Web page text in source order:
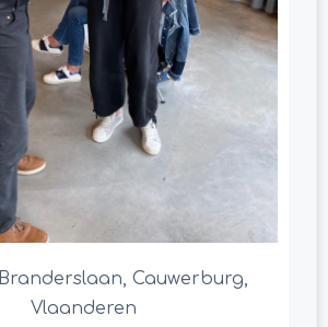
Branderslaan, Cauwerburg,
Vlaanderen